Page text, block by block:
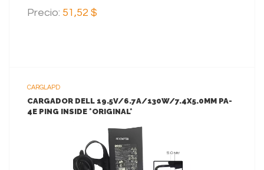
Precio: 51,52 $
CARGLAPD
CARGADOR DELL 19.5V/6.7A/130W/7.4X5.0MM PA-
4E PING INSIDE *ORIGINAL*
VER MAS